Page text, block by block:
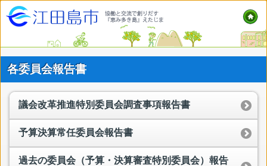
各委員会報告書
議会改革推進特別委員会調査事項報告書
予算決算常任委員会報告書
過去の委員会（予算・決算審査特別委員会）報告